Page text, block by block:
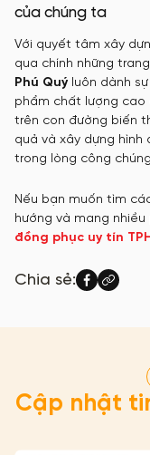
của chúng ta
Với quyết tâm xây
qua chính những
Phú Quý luôn dành
phẩm chất lượng cao
trên con đường biến
quả và xây dựng
trong lòng công
Nếu bạn muốn tìm
hướng và mang
đồng phục uy tín
Chia sẻ:
Cập nhật